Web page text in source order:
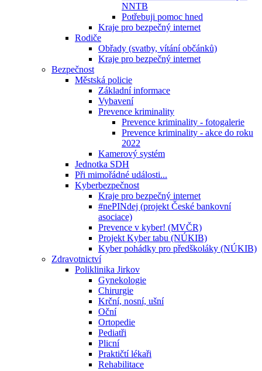
NNTB
Potřebuji pomoc hned
Kraje pro bezpečný internet
Rodiče
Obřady (svatby, vítání občánků)
Kraje pro bezpečný internet
Bezpečnost
Městská policie
Základní informace
Vybavení
Prevence kriminality
Prevence kriminality - fotogalerie
Prevence kriminality - akce do roku
2022
Kamerový systém
Jednotka SDH
Při mimořádné události...
Kyberbezpečnost
Kraje pro bezpečný internet
#nePINdej (projekt České bankovní
asociace)
Prevence v kyber! (MVČR)
Projekt Kyber tabu (NÚKIB)
Kyber pohádky pro předškoláky (NÚKIB)
Zdravotnictví
Poliklinika Jirkov
Gynekologie
Chirurgie
Krční, nosní, ušní
Oční
Ortopedie
Pediatři
Plicní
Praktičtí lékaři
Rehabilitace